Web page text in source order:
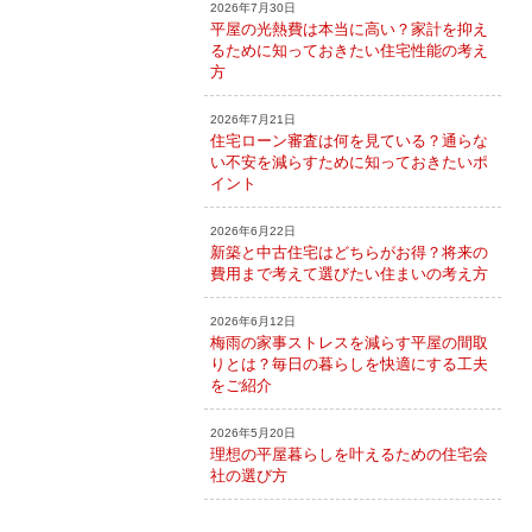
2026年7月30日
平屋の光熱費は本当に高い？家計を抑え
るために知っておきたい住宅性能の考え
方
2026年7月21日
住宅ローン審査は何を見ている？通らな
い不安を減らすために知っておきたいポ
イント
2026年6月22日
新築と中古住宅はどちらがお得？将来の
費用まで考えて選びたい住まいの考え方
2026年6月12日
梅雨の家事ストレスを減らす平屋の間取
りとは？毎日の暮らしを快適にする工夫
をご紹介
2026年5月20日
理想の平屋暮らしを叶えるための住宅会
社の選び方